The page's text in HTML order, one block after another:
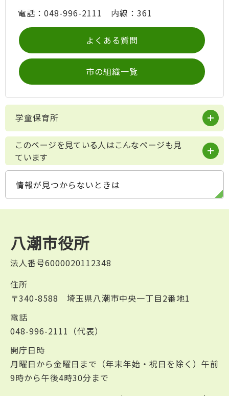
電話：048-996-2111 内線：361
よくある質問
市の組織一覧
学童保育所
このページを見ている人はこんなページも見
ています
情報が見つからないときは
八潮市役所
法人番号6000020112348
住所
〒340-8588 埼玉県八潮市中央一丁目2番地1
電話
048-996-2111（代表）
開庁日時
月曜日から金曜日まで（年末年始・祝日を除く）午前
9時から午後4時30分まで